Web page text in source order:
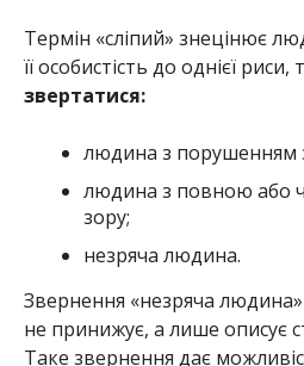
Термін «сліпий» знецінює
її особистість до однієї риси,
звертатися:
людина з порушенням
людина з повною або
зору;
незряча людина.
Звернення «незряча
не принижує, а лише описує
Таке звернення дає